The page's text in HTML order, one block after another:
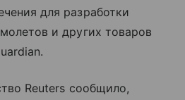
для разработки
и других товаров
Reuters сообщило,